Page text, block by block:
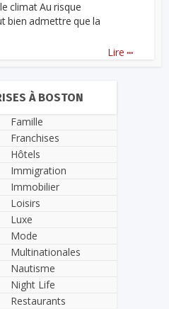
climat Au risque
bien admettre que la
Lire ...
À BOSTON
Famille
Franchises
Hôtels
Immigration
Immobilier
Loisirs
Luxe
Mode
Multinationales
Nautisme
Night Life
Restaurants